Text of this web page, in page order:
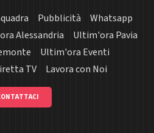
Pubblicità
Whatsapp
Alessandria
Ultim'ora Pavia
Ultim'ora Eventi
TV Lavora con Noi